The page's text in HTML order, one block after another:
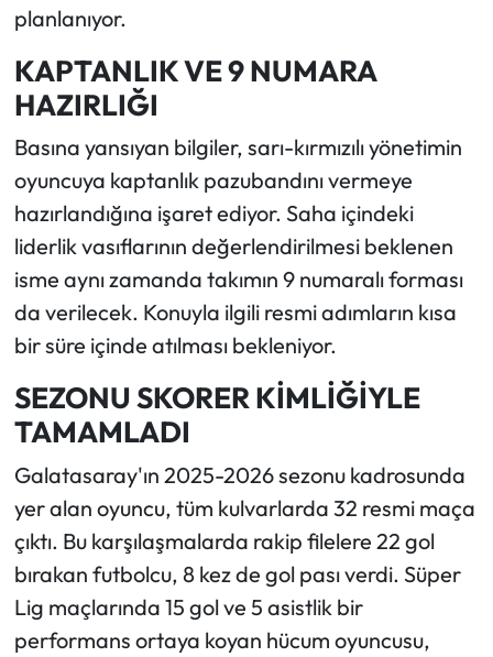
planlanıyor.
KAPTANLIK VE 9 NUMARA
HAZIRLIĞI
Basına yansıyan bilgiler, sarı-kırmızılı yönetimin
oyuncuya kaptanlık pazubandını vermeye
hazırlandığına işaret ediyor. Saha içindeki
liderlik vasıflarının değerlendirilmesi beklenen
isme aynı zamanda takımın 9 numaralı forması
da verilecek. Konuyla ilgili resmi adımların kısa
bir süre içinde atılması bekleniyor.
SEZONU SKORER KİMLİĞİYLE
TAMAMLADI
Galatasaray'ın 2025-2026 sezonu kadrosunda
yer alan oyuncu, tüm kulvarlarda 32 resmi maça
çıktı. Bu karşılaşmalarda rakip filelere 22 gol
bırakan futbolcu, 8 kez de gol pası verdi. Süper
Lig maçlarında 15 gol ve 5 asistlik bir
performans ortaya koyan hücum oyuncusu,